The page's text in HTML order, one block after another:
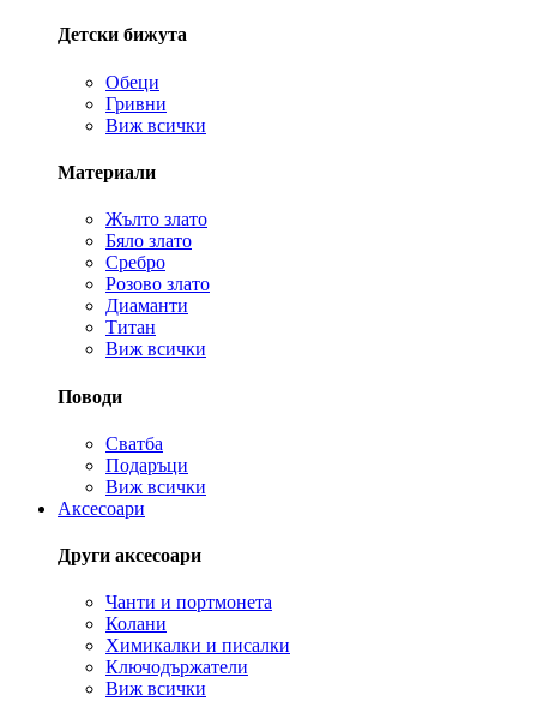
Детски бижута
Обеци
Гривни
Виж всички
Материали
Жълто злато
Бяло злато
Сребро
Розово злато
Диаманти
Титан
Виж всички
Поводи
Сватба
Подаръци
Виж всички
Аксесоари
Други аксесоари
Чанти и портмонета
Колани
Химикалки и писалки
Ключодържатели
Виж всички